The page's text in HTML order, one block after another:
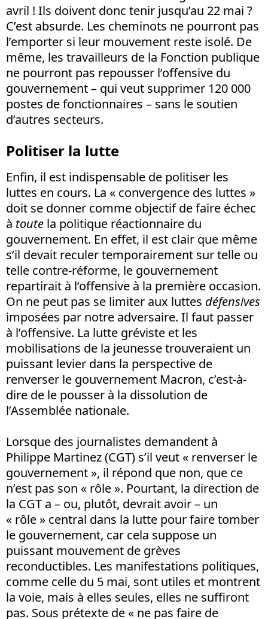
avril ! Ils doivent donc tenir jusqu’au 22 mai ?
C’est absurde. Les cheminots ne pourront pas
l’emporter si leur mouvement reste isolé. De
même, les travailleurs de la Fonction publique
ne pourront pas repousser l’offensive du
gouvernement – qui veut supprimer 120 000
postes de fonctionnaires – sans le soutien
d’autres secteurs.
Politiser la lutte
Enfin, il est indispensable de politiser les
luttes en cours. La « convergence des luttes »
doit se donner comme objectif de faire échec
à toute la politique réactionnaire du
gouvernement. En effet, il est clair que même
s’il devait reculer temporairement sur telle ou
telle contre-réforme, le gouvernement
repartirait à l’offensive à la première occasion.
On ne peut pas se limiter aux luttes défensives
imposées par notre adversaire. Il faut passer
à l’offensive. La lutte gréviste et les
mobilisations de la jeunesse trouveraient un
puissant levier dans la perspective de
renverser le gouvernement Macron, c’est-à-
dire de le pousser à la dissolution de
l’Assemblée nationale.
Lorsque des journalistes demandent à
Philippe Martinez (CGT) s’il veut « renverser le
gouvernement », il répond que non, que ce
n’est pas son « rôle ». Pourtant, la direction de
la CGT a – ou, plutôt, devrait avoir – un
« rôle » central dans la lutte pour faire tomber
le gouvernement, car cela suppose un
puissant mouvement de grèves
reconductibles. Les manifestations politiques,
comme celle du 5 mai, sont utiles et montrent
la voie, mais à elles seules, elles ne suffiront
pas. Sous prétexte de « ne pas faire de